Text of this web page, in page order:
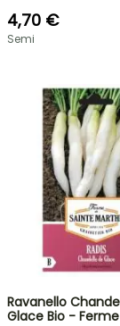
4,70 €
Semi
Ravanello
Glace Bio -